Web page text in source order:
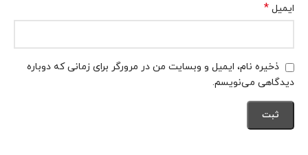
ایمیل *
ذخیره نام، ایمیل و وبسایت من در مرورگر برای زمانی که دوباره
دیدگاهی می‌نویسم.